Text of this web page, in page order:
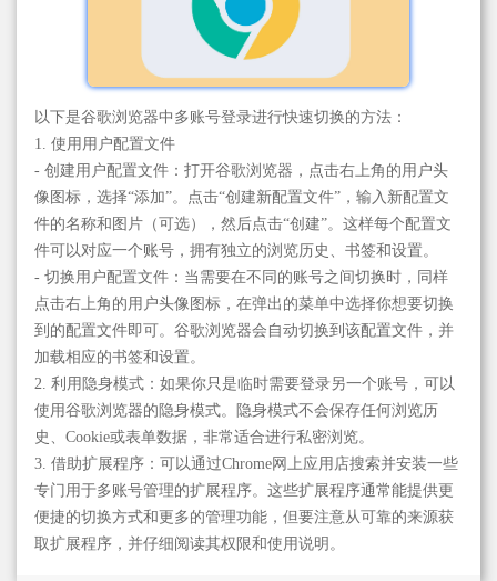
以下是谷歌浏览器中多账号登录进行快速切换的方法：
1. 使用用户配置文件
- 创建用户配置文件：打开谷歌浏览器，点击右上角的用户头
像图标，选择“添加”。点击“创建新配置文件”，输入新配置文
件的名称和图片（可选），然后点击“创建”。这样每个配置文
件可以对应一个账号，拥有独立的浏览历史、书签和设置。
- 切换用户配置文件：当需要在不同的账号之间切换时，同样
点击右上角的用户头像图标，在弹出的菜单中选择你想要切换
到的配置文件即可。谷歌浏览器会自动切换到该配置文件，并
加载相应的书签和设置。
2. 利用隐身模式：如果你只是临时需要登录另一个账号，可以
使用谷歌浏览器的隐身模式。隐身模式不会保存任何浏览历
史、Cookie或表单数据，非常适合进行私密浏览。
3. 借助扩展程序：可以通过Chrome网上应用店搜索并安装一些
专门用于多账号管理的扩展程序。这些扩展程序通常能提供更
便捷的切换方式和更多的管理功能，但要注意从可靠的来源获
取扩展程序，并仔细阅读其权限和使用说明。